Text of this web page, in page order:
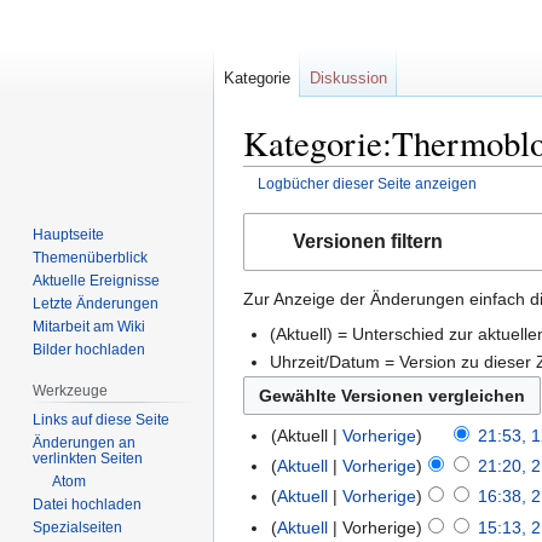
Logbücher dieser Seite anzeigen
NavigationVersionen filtern
Zur Anzeige der Änderungen einfach
(Aktuell) = Unterschied zur
Uhrzeit/Datum = Version zu
Aktuell Vorherige
21:53,
Aktuell
Vorherige
21:20,
Aktuell
Vorherige
16:38,
Aktuell
Vorherige 15:13,
Kategorie Diskussion
Hauptseite
Themenüberblick
Aktuelle Ereignisse
Letzte Änderungen
Mitarbeit am Wiki
Bilder hochladen
Werkzeuge
Links auf diese Seite
Änderungen an
verlinkten Seiten
Atom
Datei hochladen
Spezialseiten